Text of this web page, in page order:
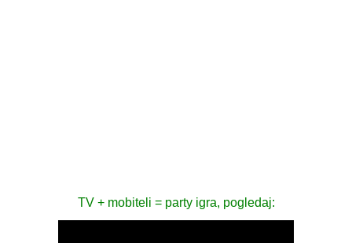
TV + mobiteli = party igra, pogledaj: